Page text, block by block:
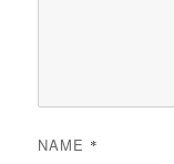
NAME *